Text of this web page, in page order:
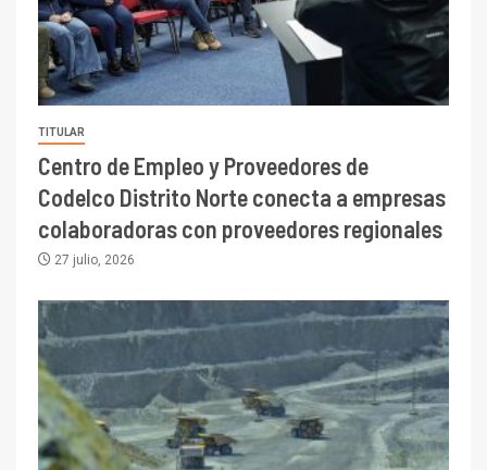
TITULAR
Centro de Empleo y Proveedores de
Codelco Distrito Norte conecta a empresas
colaboradoras con proveedores regionales
27 julio, 2026